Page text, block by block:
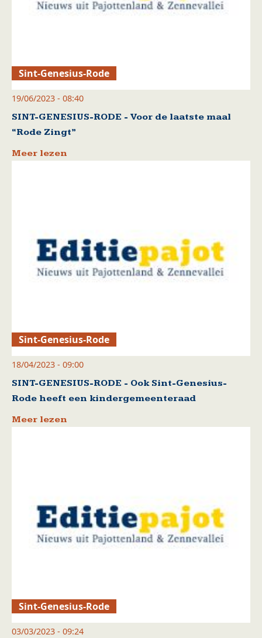
Sint-Genesius-Rode
19/06/2023 - 08:40
SINT-GENESIUS-RODE - Voor de laatste maal
“Rode Zingt”
Meer lezen
Sint-Genesius-Rode
18/04/2023 - 09:00
SINT-GENESIUS-RODE - Ook Sint-Genesius-
Rode heeft een kindergemeenteraad
Meer lezen
Sint-Genesius-Rode
03/03/2023 - 09:24